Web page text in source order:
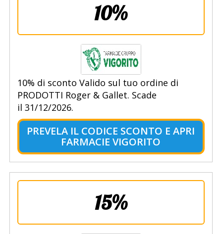
10%
10% di sconto Valido sul tuo ordine di
PRODOTTI Roger & Gallet. Scade
il 31/12/2026.
PREVELA IL CODICE SCONTO E APRI
FARMACIE VIGORITO
15%